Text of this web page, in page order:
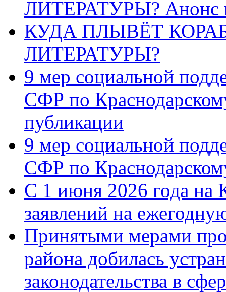
ЛИТЕРАТУРЫ? Анонс
КУДА ПЛЫВЁТ
ЛИТЕРАТУРЫ?
9 мер социальной
СФР по
публикации
9 мер социальной
СФР по
С 1 июня 2026 года на
заявлений на
Принятыми мерами
района добилась
законодательства в